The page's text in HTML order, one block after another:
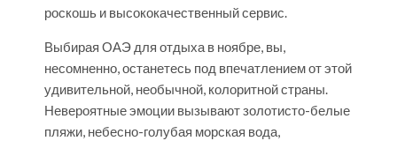
роскошь и высококачественный сервис.
Выбирая ОАЭ для отдыха в ноябре, вы,
несомненно, останетесь под впечатлением от этой
удивительной, необычной, колоритной страны.
Невероятные эмоции вызывают золотисто-белые
пляжи, небесно-голубая морская вода,